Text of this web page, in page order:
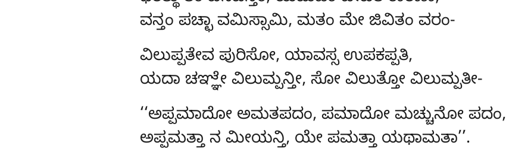
ವನ್ತಂ ಪಚ್ಛಾ ವಮಿಸ್ಸಾಮಿ, ಮತಂ ಮೇ ಜಿವಿತಂ ವರಂ-
ವಿಲುಪ್ಪತೇವ ಪುರಿಸೋ, ಯಾವಸ್ಸ ಉಪಕಪ್ಪತಿ,
ಯದಾ ಚಞ್ಞೇ ವಿಲುಮ್ಪನ್ತೀ, ಸೋ ವಿಲುತ್ತೋ ವಿಲುಮ್ಪತೀ-
‘‘ಅಪ್ಪಮಾದೋ ಅಮತಪದಂ, ಪಮಾದೋ ಮಚ್ಚುನೋ ಪದಂ,
ಅಪ್ಪಮತ್ತಾ ನ ಮೀಯನ್ತಿ, ಯೇ ಪಮತ್ತಾ ಯಥಾಮತಾ’’.